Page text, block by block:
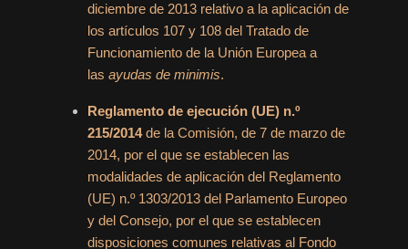
diciembre de 2013 relativo a la aplicación de
los artículos 107 y 108 del Tratado de
Funcionamiento de la Unión Europea a
las ayudas de minimis.
Reglamento de ejecución (UE) n.º
215/2014 de la Comisión, de 7 de marzo de
2014, por el que se establecen las
modalidades de aplicación del Reglamento
(UE) n.º 1303/2013 del Parlamento Europeo
y del Consejo, por el que se establecen
disposiciones comunes relativas al Fondo